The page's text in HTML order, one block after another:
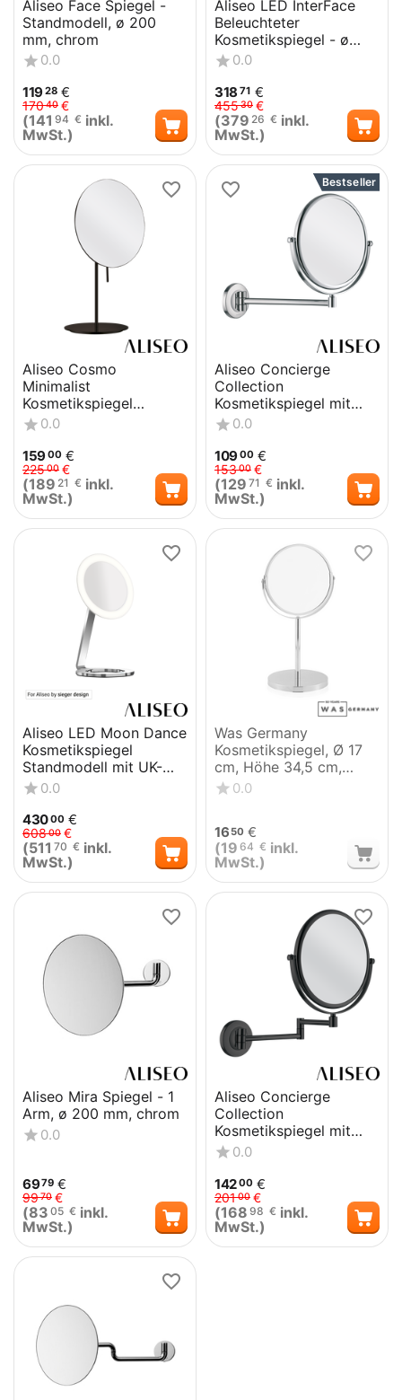
Aliseo Face Spiegel -
Standmodell, ø 200
mm, chrom
0.0
11928 €
17040 €
(141 94 € inkl.
MwSt.)
Aliseo LED InterFace
Beleuchteter
Kosmetikspiegel - ø
220 mm,
Batteriespiegel, USB-
Aufl...
0.0
318 71 €
45530 €
(379 26 € inkl.
MwSt.)
Aliseo Cosmo
Minimalist
Kosmetikspiegel
Standmodell - Schwarz
0.0
15900 €
22500 €
(189 21 € inkl.
MwSt.)
Bestseller
Aliseo Concierge
Collection
Kosmetikspiegel mit
Schwenkarm
0.0
10900 €
15300 €
(129 71 € inkl.
MwSt.)
Aliseo LED Moon Dance
Kosmetikspiegel
Standmodell mit UK-
Stecker
0.0
43000 €
60800 €
(511 70 € inkl.
MwSt.)
Was Germany
Kosmetikspiegel, Ø 17
cm, Höhe 34,5 cm,
verchromt
0.0
16 50 €
(19 64 € inkl.
MwSt.)
Aliseo Mira Spiegel - 1
Arm, ø 200 mm, chrom
0.0
6979 €
9970 €
(83 05 € inkl.
MwSt.)
Aliseo Concierge
Collection
Kosmetikspiegel mit
Doppel-Schwenkarm -
0.0
14200 €
20100 €
(168 98 € inkl.
MwSt.)